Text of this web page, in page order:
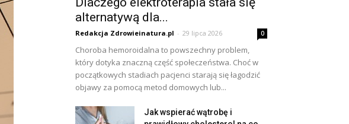
alternatywą dla...
Redakcja Zdrowieinatura.pl - 29 lipca 2026 0
Choroba hemoroidalna to powszechny problem,
który dotyka znaczną część społeczeństwa. Choć w
początkowych stadiach pacjenci starają się łagodzić
objawy za pomocą metod domowych lub...
Jak wspierać wątrobę i